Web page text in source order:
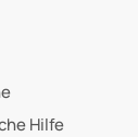
Hilfe